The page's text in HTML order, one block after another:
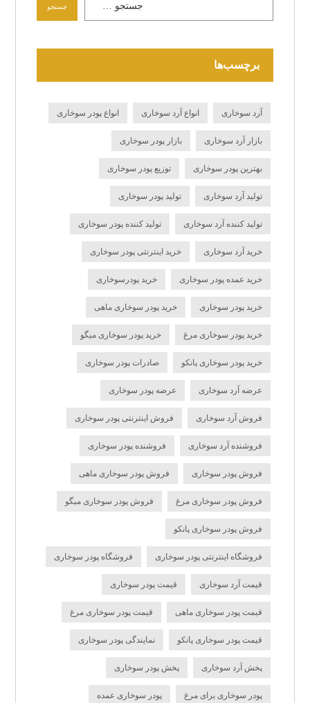
برچسب‌ها
آرد سوخاری انواع آرد سوخاری انواع پودر سوخاری
بازار آرد سوخاری بازار پودر سوخاری
بهترین پودر سوخاری توزیع پودر سوخاری
تولید آرد سوخاری تولید پودر سوخاری
تولید کننده آرد سوخاری تولید کننده پودر سوخاری
خرید آرد سوخاری خرید اینترنتی پودر سوخاری
خرید عمده پودر سوخاری خرید پودرسوخاری
خرید پودر سوخاری خرید پودر سوخاری ماهی
خرید پودر سوخاری مرغ خرید پودر سوخاری میگو
خرید پودر سوخاری پانکو صادرات پودر سوخاری
عرضه آرد سوخاری عرضه پودر سوخاری
فروش آرد سوخاری فروش اینترنتی پودر سوخاری
فروشنده آرد سوخاری فروشنده پودر سوخاری
فروش پودر سوخاری فروش پودر سوخاری ماهی
فروش پودر سوخاری مرغ فروش پودر سوخاری میگو
فروش پودر سوخاری پانکو
فروشگاه اینترنتی پودر سوخاری فروشگاه پودر سوخاری
قیمت آرد سوخاری قیمت پودر سوخاری
قیمت پودر سوخاری ماهی قیمت پودر سوخاری مرغ
قیمت پودر سوخاری پانکو نمایندگی پودر سوخاری
پخش آرد سوخاری پخش پودر سوخاری
پودر سوخاری برای مرغ پودر سوخاری عمده